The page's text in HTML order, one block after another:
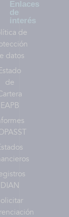
Enlaces
de
interés
de
datos
de
EAPB
DIAN